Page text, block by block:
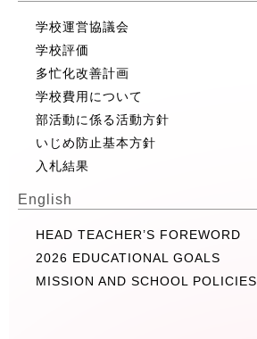
学校運営協議会
学校評価
多忙化改善計画
学校費用について
部活動に係る活動方針
いじめ防止基本方針
入札結果
English
HEAD TEACHER’S FOREWORD
2026 EDUCATIONAL GOALS
MISSION AND SCHOOL POLICIES